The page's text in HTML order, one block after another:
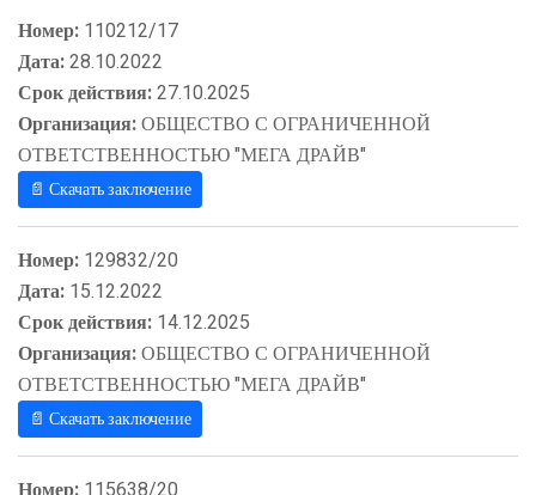
Номер: 110212/17
Дата:28.10.2022
Срок действия:27.10.2025
Организация:ОБЩЕСТВО С ОГРАНИЧЕННОЙ
ОТВЕТСТВЕННОСТЬЮ "МЕГА ДРАЙВ"
📄 Скачать заключение
Номер: 129832/20
Дата: 15.12.2022
Срок действия: 14.12.2025
Организация:ОБЩЕСТВО С ОГРАНИЧЕННОЙ
ОТВЕТСТВЕННОСТЬЮ "МЕГА ДРАЙВ"
📄 Скачать заключение